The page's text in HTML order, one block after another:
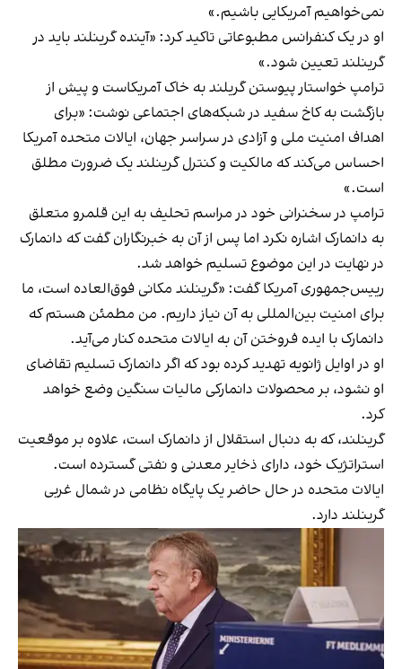
نمی‌خواهیم آمریکایی باشیم.»
او در یک کنفرانس مطبوعاتی تاکید کرد: «آینده گرینلند باید در
گرینلند تعیین شود.»
ترامپ خواستار پیوستن گریلند به خاک آمریکاست و پیش از
بازگشت به کاخ سفید در شبکه‌های اجتماعی نوشت: «برای
اهداف امنیت ملی و آزادی در سراسر جهان، ایالات متحده آمریکا
احساس می‌کند که مالکیت و کنترل گرینلند یک ضرورت مطلق
است.»
ترامپ در سخنرانی خود در مراسم تحلیف به این قلمرو متعلق
به دانمارک اشاره نکرد اما پس از آن به خبرنگاران گفت که دانمارک
در نهایت در این موضوع تسلیم خواهد شد.
رییس‌جمهوری آمریکا گفت: «گرینلند مکانی فوق‌العاده است، ما
برای امنیت بین‌المللی به آن نیاز داریم. من مطمئن هستم که
دانمارک با ایده فروختن آن به ایالات متحده کنار می‌آید.
او در اوایل ژانویه تهدید کرده بود که اگر دانمارک تسلیم تقاضای
او نشود، بر محصولات دانمارکی مالیات سنگین وضع خواهد
کرد.
گرینلند، که به دنبال استقلال از دانمارک است، علاوه بر موقعیت
استراتژیک خود، دارای ذخایر معدنی و نفتی گسترده است.
ایالات متحده در حال حاضر یک پایگاه نظامی در شمال غربی
گرینلند دارد.